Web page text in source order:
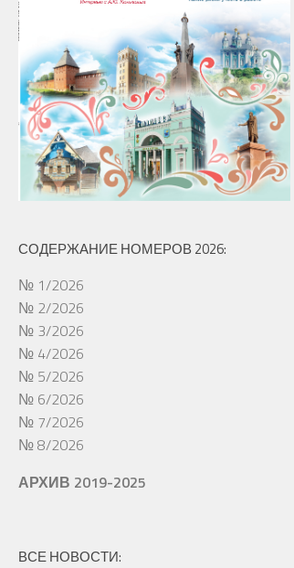
СОДЕРЖАНИЕ НОМЕРОВ 2026:
№ 1/2026
№ 2/2026
№ 3/2026
№ 4/2026
№ 5/2026
№ 6/2026
№ 7/2026
№ 8/2026
АРХИВ 2019-2025
ВСЕ НОВОСТИ: